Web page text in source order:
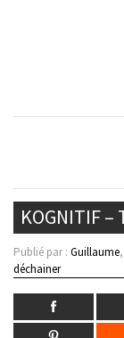
KOGNITIF –
Publié par : Guillaume
déchainer